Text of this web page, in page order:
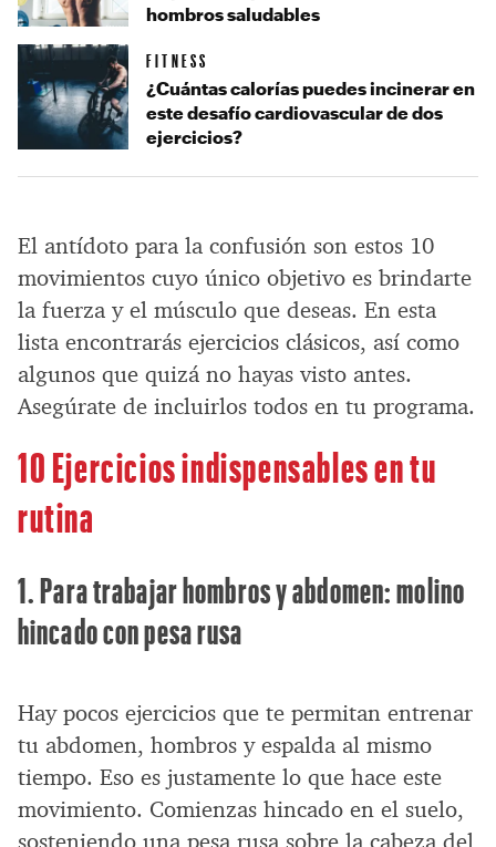
El antídoto para la confusión son estos 10
movimientos cuyo único objetivo es brindarte
la fuerza y el músculo que deseas. En esta
lista encontrarás ejercicios clásicos, así como
algunos que quizá no hayas visto antes.
Asegúrate de incluirlos todos en tu programa.
10 Ejercicios indispensables en tu
rutina
1. Para trabajar hombros y abdomen: molino
hincado con pesa rusa
Hay pocos ejercicios que te permitan entrenar
tu abdomen, hombros y espalda al mismo
tiempo. Eso es justamente lo que hace este
movimiento. Comienzas hincado en el suelo,
sosteniendo una pesa rusa sobre la cabeza del
hombros saludables
FITNESS
¿Cuántas calorías puedes incinerar en
este desafío cardiovascular de dos
ejercicios?